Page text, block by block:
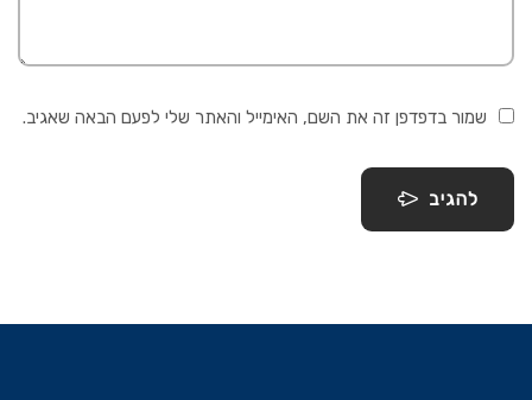
שמור בדפדפן זה את השם, האימייל והאתר שלי לפעם הבאה שאגיב.
להגיב